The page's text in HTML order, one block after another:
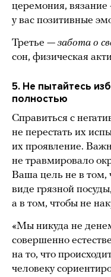
церемония,
у вас позитивные
Третье — забота о
сон, физическая
5. Не пытайтесь
полностью
Справиться с
не перестать их
их проявление.
не травмировало
Ваша цель не в том,
виде грязной
а в том, чтобы не
«Мы никуда не
совершенно
на то, что
человеку